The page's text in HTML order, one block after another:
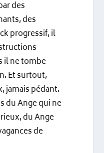
des
des
progressif, il
il ne tombe
Et surtout,
jamais pédant.
du Ange qui ne
du Ange
de